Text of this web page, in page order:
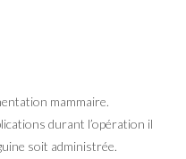
mammaire.
durant l’opération il
soit administrée.